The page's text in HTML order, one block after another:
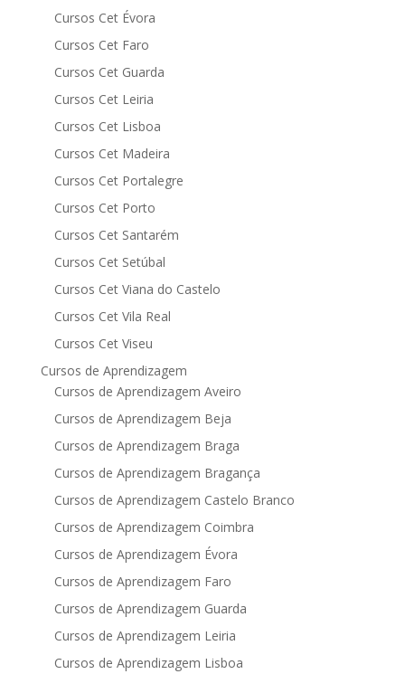
Cursos Cet Évora
Cursos Cet Faro
Cursos Cet Guarda
Cursos Cet Leiria
Cursos Cet Lisboa
Cursos Cet Madeira
Cursos Cet Portalegre
Cursos Cet Porto
Cursos Cet Santarém
Cursos Cet Setúbal
Cursos Cet Viana do Castelo
Cursos Cet Vila Real
Cursos Cet Viseu
Cursos de Aprendizagem
Cursos de Aprendizagem Aveiro
Cursos de Aprendizagem Beja
Cursos de Aprendizagem Braga
Cursos de Aprendizagem Bragança
Cursos de Aprendizagem Castelo Branco
Cursos de Aprendizagem Coimbra
Cursos de Aprendizagem Évora
Cursos de Aprendizagem Faro
Cursos de Aprendizagem Guarda
Cursos de Aprendizagem Leiria
Cursos de Aprendizagem Lisboa